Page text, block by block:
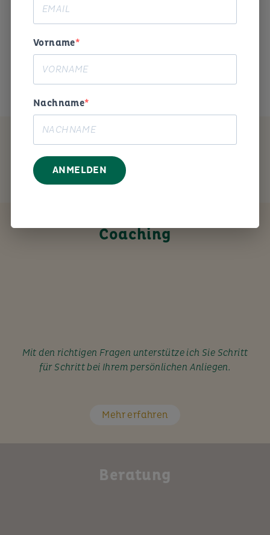
Begeisterung und Humor die
Das ist mein Anliegen.
MEIN ANGEBOT
Coaching
Mit den richtigen Fragen unterstütze ich Sie Schritt
für Schritt bei Ihrem persönlichen Anliegen.
Mehr erfahren
Beratung
Vorname
Nachname
ANMELDEN